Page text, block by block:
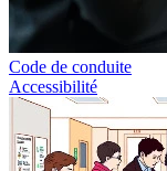
Code de conduite
Accessibilité